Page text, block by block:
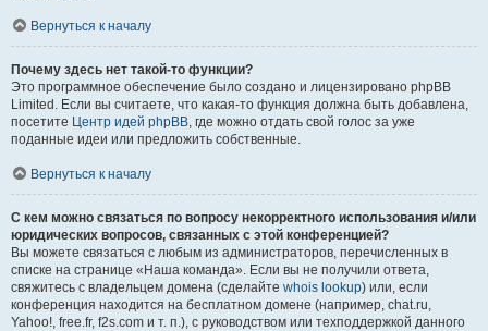
Вернуться к началу
Почему здесь нет такой-то функции?
Это программное обеспечение было создано и лицензировано phpBB
Limited. Если вы считаете, что какая-то функция должна быть добавлена,
посетите Центр идей phpBB, где можно отдать свой голос за уже
поданные идеи или предложить собственные.
Вернуться к началу
С кем можно связаться по вопросу некорректного использования и/или
юридических вопросов, связанных с этой конференцией?
Вы можете связаться с любым из администраторов, перечисленных в
списке на странице «Наша команда». Если вы не получили ответа,
свяжитесь с владельцем домена (сделайте whois lookup) или, если
конференция находится на бесплатном домене (например, chat.ru,
Yahoo!, free.fr, f2s.com и т. п.), с руководством или техподдержкой данного